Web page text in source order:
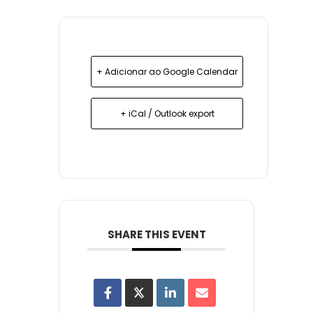
+ Adicionar ao Google Calendar
+ iCal / Outlook export
SHARE THIS EVENT